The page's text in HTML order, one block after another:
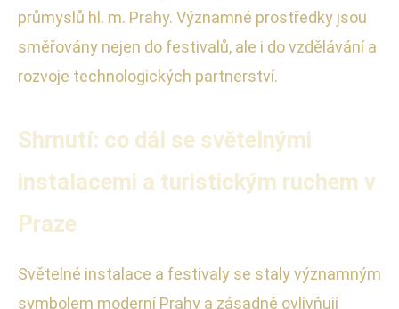
průmyslů hl. m. Prahy. Významné prostředky jsou
směřovány nejen do festivalů, ale i do vzdělávání a
rozvoje technologických partnerství.
Shrnutí: co dál se světelnými
instalacemi a turistickým ruchem v
Praze
Světelné instalace a festivaly se staly významným
symbolem moderní Prahy a zásadně ovlivňují